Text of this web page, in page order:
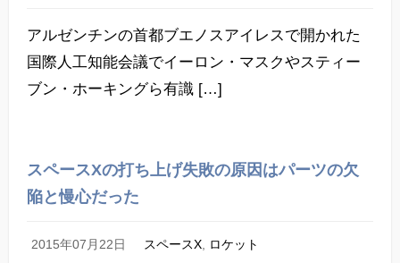
アルゼンチンの首都ブエノスアイレスで開かれた
国際人工知能会議でイーロン・マスクやスティー
ブン・ホーキングら有識 […]
スペースXの打ち上げ失敗の原因はパーツの欠
陥と慢心だった
2015年07月22日 スペースX ロケット